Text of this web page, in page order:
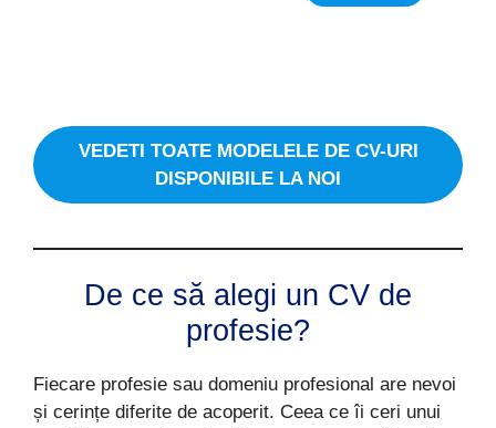
VEDETI TOATE MODELELE DE CV-URI
DISPONIBILE LA NOI
De ce să alegi un CV de
profesie?
Fiecare profesie sau domeniu profesional are nevoi
și cerințe diferite de acoperit. Ceea ce îi ceri unui